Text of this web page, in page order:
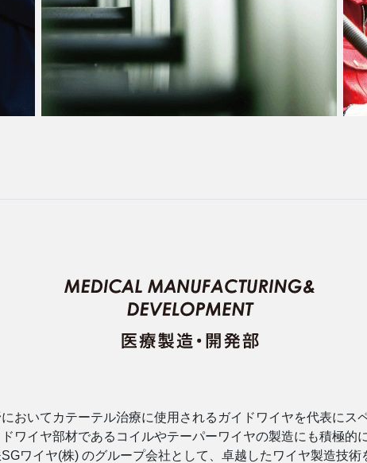
おいてカテーテル治療に使用されるガイドワイヤを代表にス
ワイヤ部材であるコイルやテーパーワイヤの製造にも積極的
ワイヤ(株) のグループ会社として、卓越したワイヤ製造技